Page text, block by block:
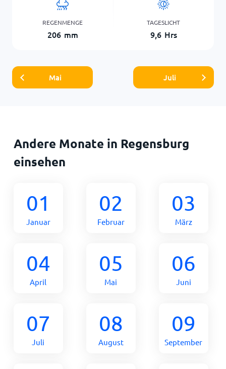
REGENMENGE
206 mm
TAGESLICHT
9,6 Hrs
Mai Juli
Andere Monate in Regensburg
einsehen
01
Januar
02
Februar
03
März
04
April
05
Mai
06
Juni
07
Juli
08
August
09
September